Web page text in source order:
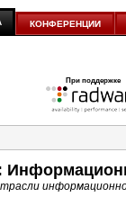
КОНФЕРЕНЦИИ
При поддержке